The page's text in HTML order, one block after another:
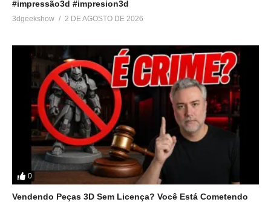
Uma forma alternativa de
criar suportes para a
impressão 3D – MeshMixer
2 de dezembro de 2017
Em "Tutoriais"
Crie um Modelo 3D em
Minutos! Descubra o
Segredo Simples!
19 de outubro de 2024
Em "Sem categoria"
Crie encaixes para
impressão 3D de maneira
muito rápida e fácil
16 de junho de 2018
Em "Tutoriais"
#impressão3d #impresion3d
3dgeekshow 2 DE AGOSTO DE 2026
0
Vendendo Peças 3D Sem Licença? Você Está Cometendo